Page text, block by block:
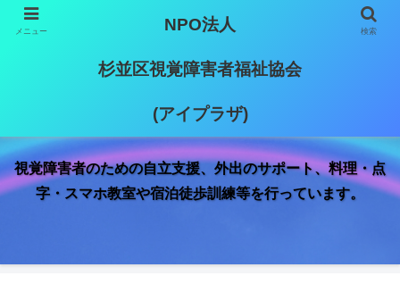
視覚障害者のための自立支援、外出のサポート、料理・点
字・スマホ教室や宿泊徒歩訓練等を行っています。
メニュー NPO法人
杉並区視覚障害者福祉協会
(アイプラザ)
検索